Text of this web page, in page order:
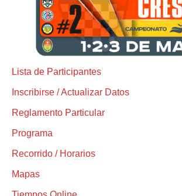
Lista de Participantes
Inscribirse / Actualizar Datos
Reglamento Particular
Programa
Recorrido / Horarios
Mapas